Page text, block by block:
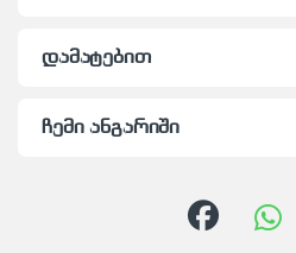
დამატებით
ჩემი ანგარიში